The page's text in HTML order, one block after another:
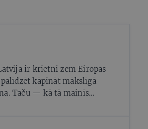
ir krietni zem Eiropas
kāpināt mākslīgā
Taču — kā tā mainīs